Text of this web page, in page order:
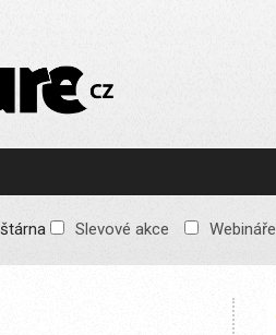
e-
Slevové akce Webináře